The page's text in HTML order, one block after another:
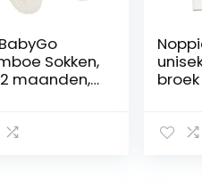
Sokken,
maanden,